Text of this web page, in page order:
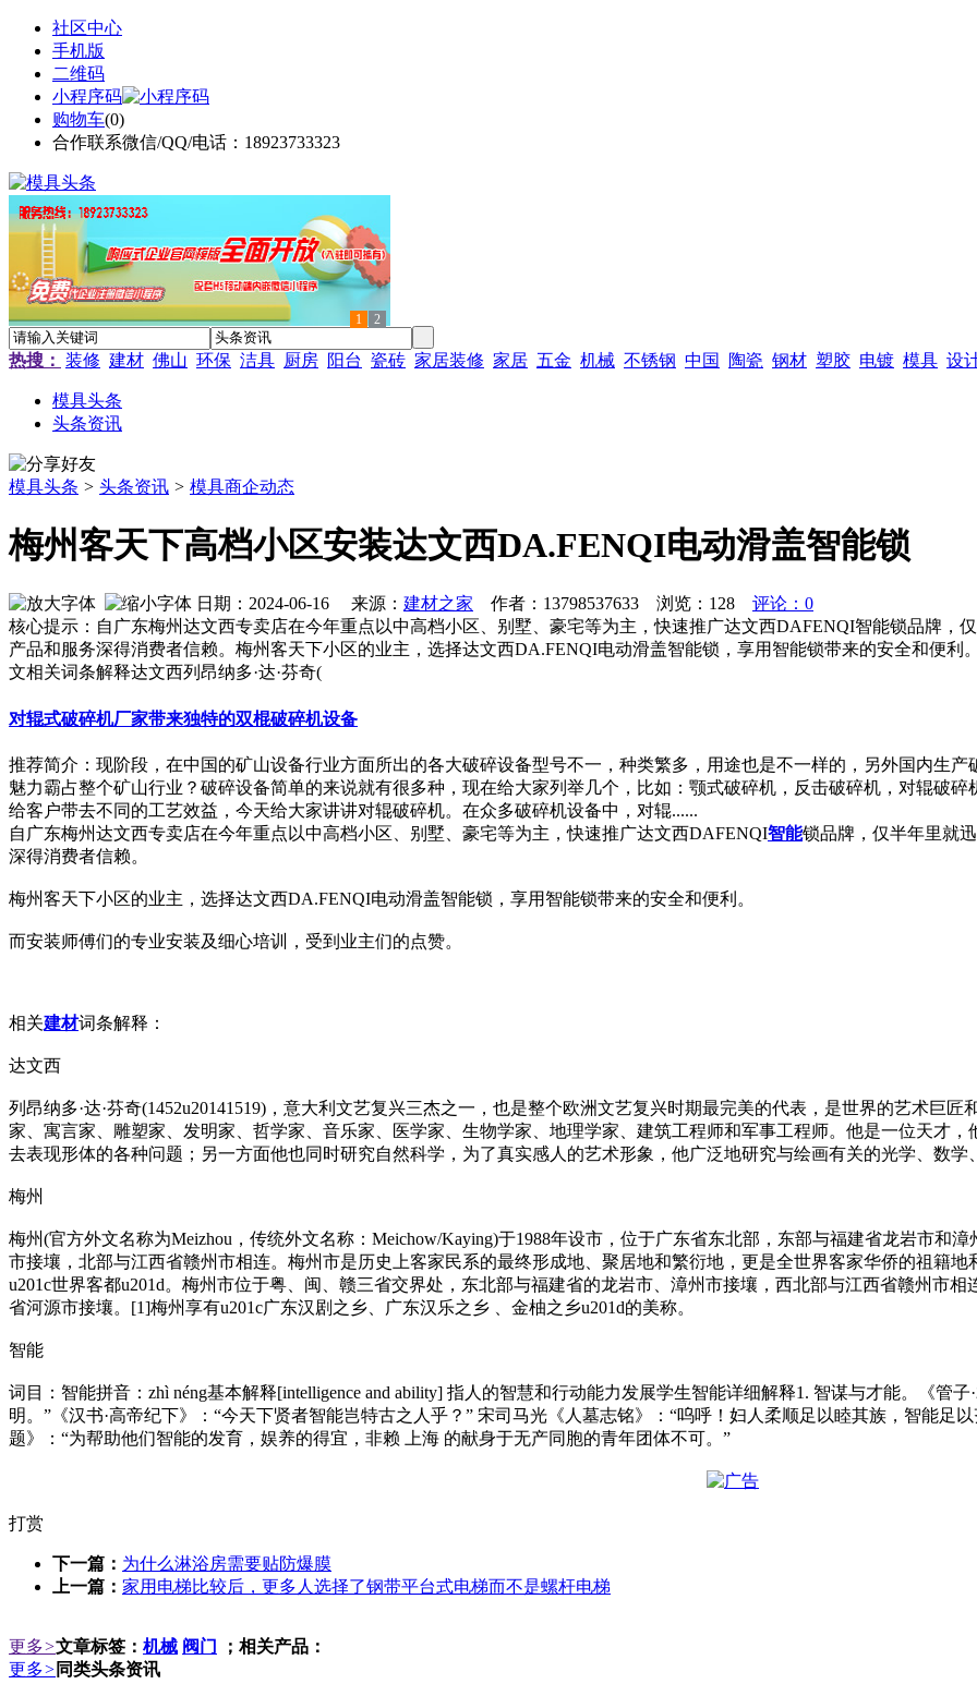
社区中心
手机版
二维码
小程序码
购物车(0)
合作联系微信/QQ/电话：18923733323
1 2
热搜： 装修 建材 佛山 环保 洁具 厨房 阳台 瓷砖 家居装修 家居 五金 机械 不锈钢 中国 陶瓷 钢材 塑胶 电镀 模具 设
模具头条
头条资讯
模具头条 > 头条资讯 > 模具商企动态
梅州客天下高档小区安装达文西DA.FENQI电动滑盖智能锁
日期：2024-06-16 来源： 建材之家 作者：13798537633 浏览： 128
评论：0
核心提示：自广东梅州达文西专卖店在今年重点以中高档小区、别墅、豪宅等为主，快速推广达文西DAFENQI智能锁品牌，
产品和服务深得消费者信赖。梅州客天下小区的业主，选择达文西DA.FENQI电动滑盖智能锁，享用智能锁带来的安全和便
文相关词条解释达文西列昂纳多·达·芬奇(
对辊式破碎机厂家带来独特的双棍破碎机设备
推荐简介：现阶段，在中国的矿山设备行业方面所出的各大破碎设备型号不一，种类繁多，用途也是不一样的，另外国内生
魅力霸占整个矿山行业？破碎设备简单的来说就有很多种，现在给大家列举几个，比如：颚式破碎机，反击破碎机，对辊破
给客户带去不同的工艺效益，今天给大家讲讲对辊破碎机。在众多破碎机设备中，对辊......
自广东梅州达文西专卖店在今年重点以中高档小区、别墅、豪宅等为主，快速推广达文西DAFENQI智能锁品牌，仅半年里就
深得消费者信赖。
梅州客天下小区的业主，选择达文西DA.FENQI电动滑盖智能锁，享用智能锁带来的安全和便利。
而安装师傅们的专业安装及细心培训，受到业主们的点赞。
相关建材词条解释：
达文西
列昂纳多·达·芬奇(1452u20141519)，意大利文艺复兴三杰之一，也是整个欧洲文艺复兴时期最完美的代表，是世界的艺术巨
家、寓言家、雕塑家、发明家、哲学家、音乐家、医学家、生物学家、地理学家、建筑工程师和军事工程师。他是一位天才
去表现形体的各种问题；另一方面他也同时研究自然科学，为了真实感人的艺术形象，他广泛地研究与绘画有关的光学、数学
梅州
梅州(官方外文名称为Meizhou，传统外文名称：Meichow/Kaying)于1988年设市，位于广东省东北部，东部与福建省龙岩市和
市接壤，北部与江西省赣州市相连。梅州市是历史上客家民系的最终形成地、聚居地和繁衍地，更是全世界客家华侨的祖籍
u201c世界客都u201d。梅州市位于粤、闽、赣三省交界处，东北部与福建省的龙岩市、漳州市接壤，西北部与江西省赣州市
省河源市接壤。[1]梅州享有u201c广东汉剧之乡、广东汉乐之乡 、金柚之乡u201d的美称。
智能
词目：智能拼音：zhì néng基本解释[intelligence and ability] 指人的智慧和行动能力发展学生智能详细解释1. 智谋与才能。《管
明。”《汉书·高帝纪下》：“今天下贤者智能岂特古之人乎？” 宋司马光《人墓志铭》：“呜呼！妇人柔顺足以睦其族，智能足
题》：“为帮助他们智能的发育，娱养的得宜，非赖 上海 的献身于无产同胞的青年团体不可。”
打赏
下一篇： 为什么淋浴房需要贴防爆膜
上一篇： 家用电梯比较后，更多人选择了钢带平台式电梯而不是螺杆电梯
更多>文章标签： 机械 阀门
；相关产品：
更多> 同类头条资讯